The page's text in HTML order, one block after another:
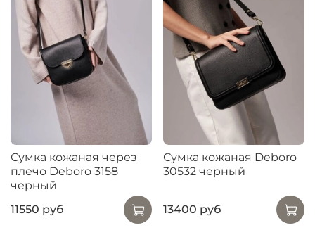
Сумка кожаная через
плечо Deboro 3158
черный
11550 руб
Сумка кожаная Deboro
30532 черный
13400 руб